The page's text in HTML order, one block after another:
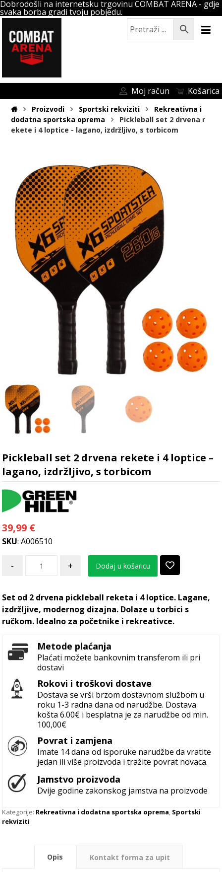
Dobrodošli na internetsku trgovinu COMBAT ARENA - gdje
svaka borba gradi tvoju pobjedu.
Moj račun Košarica
Proizvodi Sportski rekviziti
Rekreativna i
dodatna sportska oprema
Pickleball set 2 drvena r
ekete i 4 loptice - lagano, izdržljivo, s torbicom
Pickleball set 2 drvena rekete i 4 loptice –
lagano, izdržljivo, s torbicom
39,99 €
SKU: A006510
- + Dodaj u košaricu
Set od 2 drvena pickleball reketa i 4 loptice. Lagane,
izdržljive, modernog dizajna. Dolaze u torbici s
ručkom. Idealno za početnike i rekreativce.
Metode plaćanja
Plaćati možete bankovnim transferom ili pri
dostavi
Rokovi i troškovi dostave
Dostava se vrši brzom dostavnom službom u
roku 1-3 radna dana od narudžbe. Dostava
košta 6.00€ i besplatna je za narudžbe od min.
100,00€
Povrat i zamjena
Imate 14 dana od isporuke narudžbe da vratite
jedan ili više proizvoda i tražite povrat novaca.
Jamstvo proizvoda
Dvije godine zakonskog jamstva na proizvode
Kategorije: Rekreativna i dodatna sportska oprema, Sportski
rekviziti
Opis Kontakt forma za upit